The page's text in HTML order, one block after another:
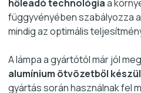
hőleadó technológiaa
függyvényében szabályozza
mindig az optimális
A lámpa a gyártótól már jól
alumínium ötvözetből
gyártás során használnak fel